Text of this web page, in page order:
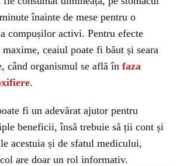
înainte de mese pentru o
compușilor activi. Pentru efecte
maxime, ceaiul poate fi băut și seara
când organismul se află în faza
.
fi un adevărat ajutor pentru
beneficii, însă trebuie să ții cont și
acestuia și de sfatul medicului,
are doar un rol informativ.